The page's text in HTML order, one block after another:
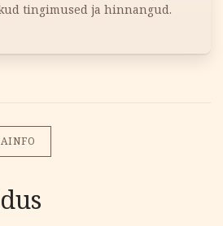
tingimused ja hinnangud.